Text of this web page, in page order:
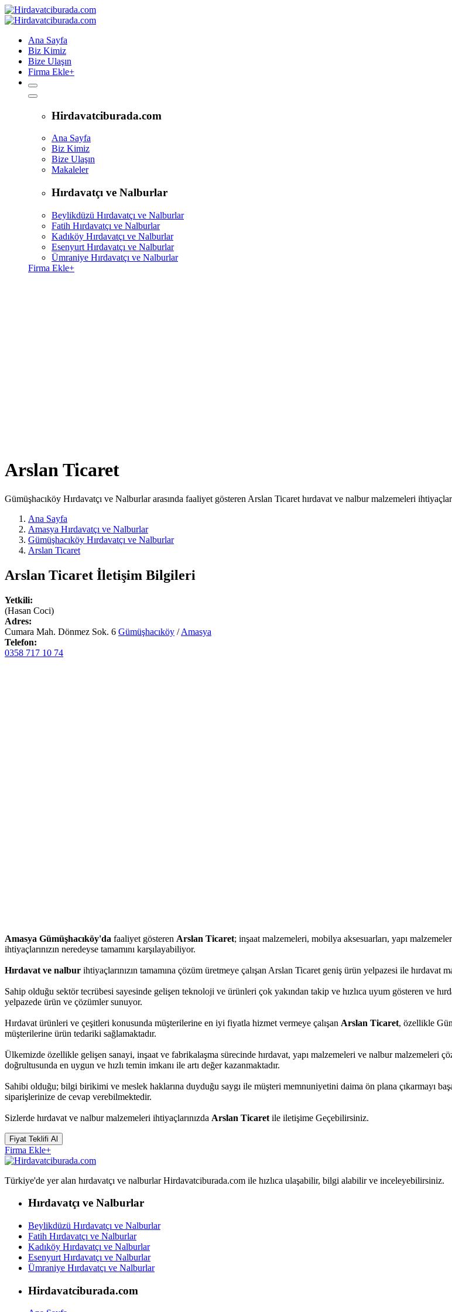
Ana Sayfa
Biz Kimiz
Bize Ulaşın
Firma Ekle+
Hirdavatciburada.com
Ana Sayfa
Biz Kimiz
Bize Ulaşın
Makaleler
Hırdavatçı ve Nalburlar
Beylikdüzü Hırdavatçı ve Nalburlar
Fatih Hırdavatçı ve Nalburlar
Kadıköy Hırdavatçı ve Nalburlar
Esenyurt Hırdavatçı ve Nalburlar
Ümraniye Hırdavatçı ve Nalburlar
Firma Ekle+
Arslan Ticaret
Gümüşhacıköy Hırdavatçı ve Nalburlar arasında faaliyet gösteren Arslan Ticaret hırdavat ve nalbur malzemeleri
Ana Sayfa
Amasya Hırdavatçı ve Nalburlar
Gümüşhacıköy Hırdavatçı ve Nalburlar
Arslan Ticaret
Arslan Ticaret İletişim Bilgileri
Yetkili:
(Hasan Coci)
Adres:
Cumara Mah. Dönmez Sok. 6 Gümüşhacıköy /Amasya
Telefon:
0358 717 10 74
Amasya Gümüşhacıköy'da faaliyet gösteren Arslan Ticaret; inşaat malzemeleri, mobilya aksesuarları, yapı
ihtiyaçlarınızın neredeyse tamamını karşılayabiliyor.
Hırdavat ve nalbur ihtiyaçlarınızın tamamına çözüm üretmeye çalışan Arslan Ticaret geniş ürün yelpazesi ile hırdavat
Sahip olduğu sektör tecrübesi sayesinde gelişen teknoloji ve ürünleri çok yakından takip ve hızlıca uyum gösteren ve
yelpazede ürün ve çözümler sunuyor.
Hırdavat ürünleri ve çeşitleri konusunda müşterilerine en iyi fiyatla hizmet vermeye çalışan Arslan Ticaret, özellikle
müşterilerine ürün tedariki sağlamaktadır.
Ülkemizde özellikle gelişen sanayi, inşaat ve fabrikalaşma sürecinde hırdavat, yapı malzemeleri ve nalbur malzemeleri
doğrultusunda en uygun ve hızlı temin imkanı ile artı değer kazanmaktadır.
Sahibi olduğu; bilgi birikimi ve meslek haklarına duyduğu saygı ile müşteri memnuniyetini daima ön plana çıkarmayı
siparişlerinize de cevap verebilmektedir.
Sizlerde hırdavat ve nalbur malzemeleri ihtiyaçlarınızda Arslan Ticaret ile iletişime Geçebilirsiniz.
Fiyat Teklifi Al
Firma Ekle+
Türkiye'de yer alan hırdavatçı ve nalburlar Hirdavatciburada.com ile hızlıca ulaşabilir, bilgi alabilir ve inceleyebilirsiniz.
Hırdavatçı ve Nalburlar
Beylikdüzü Hırdavatçı ve Nalburlar
Fatih Hırdavatçı ve Nalburlar
Kadıköy Hırdavatçı ve Nalburlar
Esenyurt Hırdavatçı ve Nalburlar
Ümraniye Hırdavatçı ve Nalburlar
Hirdavatciburada.com